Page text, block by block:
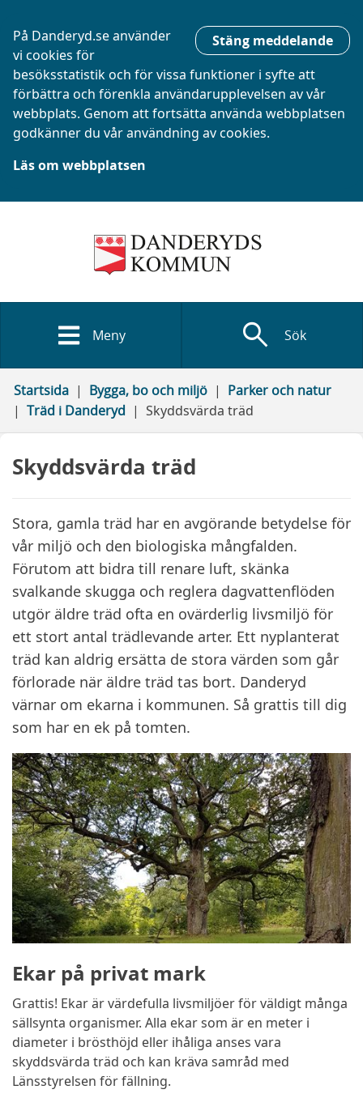
Stäng meddelande
På Danderyd.se använder
vi cookies för
besöksstatistik och för vissa funktioner i syfte att
förbättra och förenkla användarupplevelsen av vår
webbplats. Genom att fortsätta använda webbplatsen
godkänner du vår användning av cookies.
Läs om webbplatsen
Meny search Sök
Startsida Bygga, bo och miljö
Parker och natur
Träd i Danderyd
Skyddsvärda träd
Skyddsvärda träd
Stora, gamla träd har en avgörande betydelse för
vår miljö och den biologiska mångfalden.
Förutom att bidra till renare luft, skänka
svalkande skugga och reglera dagvattenflöden
utgör äldre träd ofta en ovärderlig livsmiljö för
ett stort antal trädlevande arter. Ett nyplanterat
träd kan aldrig ersätta de stora värden som går
förlorade när äldre träd tas bort. Danderyd
värnar om ekarna i kommunen. Så grattis till dig
som har en ek på tomten.
Ekar på privat mark
Grattis! Ekar är värdefulla livsmiljöer för väldigt många
sällsynta organismer. Alla ekar som är en meter i
diameter i brösthöjd eller ihåliga anses vara
skyddsvärda träd och kan kräva samråd med
Länsstyrelsen för fällning.